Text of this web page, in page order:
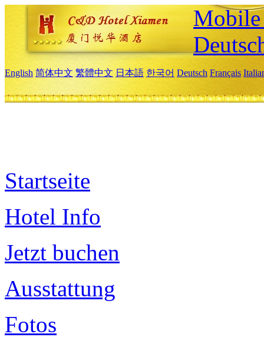
English 简体中文 繁體中文 日本語 한국어 Deutsch Français
Startseite
Hotel Info
Jetzt buchen
Ausstattung
Fotos